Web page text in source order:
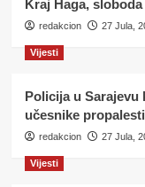
Kraj Haga,
redakcion 27 Jula,
Vijesti
Policija u Sarajevu
učesnike
redakcion 27 Jula,
Vijesti